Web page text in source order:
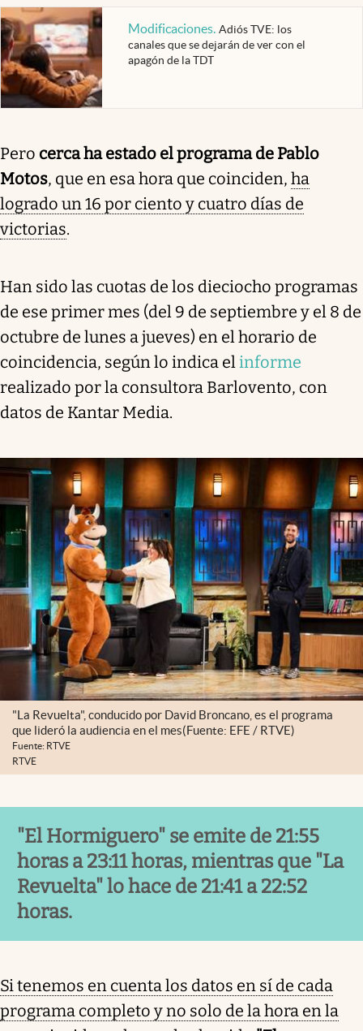
Modificaciones. Adiós TVE: los
canales que se dejarán de ver con el
apagón de la TDT
Pero cerca ha estado el programa de Pablo
Motos, que en esa hora que coinciden, ha
logrado un 16 por ciento y cuatro días de
victorias.
Han sido las cuotas de los dieciocho programas
de ese primer mes (del 9 de septiembre y el 8 de
octubre de lunes a jueves) en el horario de
coincidencia, según lo indica elinforme
realizado por la consultora Barlovento, con
datos de Kantar Media.
"La Revuelta", conducido por David Broncano, es el programa
que lideró la audiencia en el mes(Fuente: EFE / RTVE)
Fuente: RTVE
RTVE
"El Hormiguero" se emite de 21:55
horas a 23:11 horas, mientras que "La
Revuelta" lo hace de 21:41 a 22:52
horas.
Si tenemos en cuenta los datos en sí de cada
programa completo y no solo de la hora en la